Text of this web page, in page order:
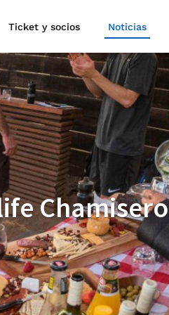
Ticket y socios Noticias
Chamisero